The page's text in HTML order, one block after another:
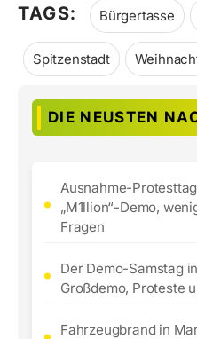
TAGS: Bürgertasse
Spitzenstadt
DIE NEUSTEN
Ausnahme-
„M1llion“-Demo,
Fragen
Der Demo-Samstag
Großdemo, Proteste
Fahrzeugbrand in